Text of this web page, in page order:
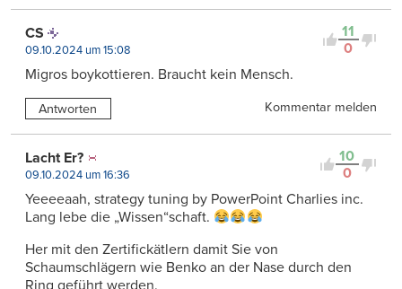
11
0
CS
09.10.2024 um 15:08
Migros boykottieren. Braucht kein Mensch.
Antworten Kommentar melden
10
0
Lacht Er?
09.10.2024 um 16:36
Yeeeeaah, strategy tuning by PowerPoint Charlies inc.
Lang lebe die „Wissen“schaft.
Her mit den Zertifickätlern damit Sie von
Schaumschlägern wie Benko an der Nase durch den